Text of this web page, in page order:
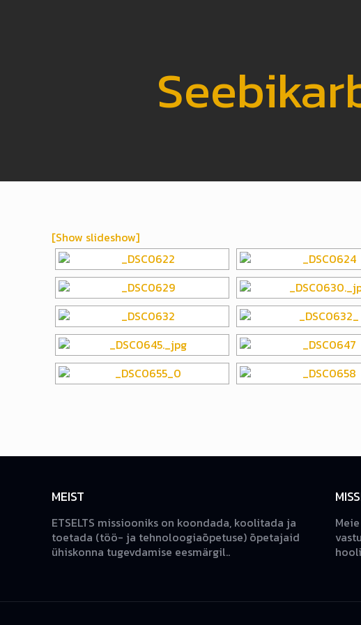
[Show slideshow]
MEIST
ETSELTS missiooniks on koondada, koolitada ja
toetada (töö- ja tehnoloogiaõpetuse) õpetajaid
ühiskonna tugevdamise eesmärgil..